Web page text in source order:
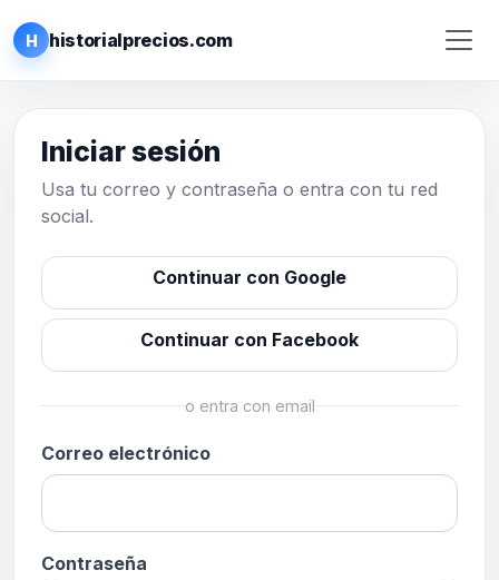
H historialprecios.com
Iniciar sesión
Usa tu correo y contraseña o entra con tu red
social.
Continuar con Google
Continuar con Facebook
o entra con email
Correo electrónico
Contraseña